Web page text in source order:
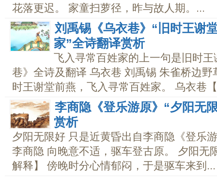
花落更迟。 家童扫萝径，昨与故人期。...
刘禹锡《乌衣巷》“旧时王谢
家”全诗翻译赏析
飞入寻常百姓家的上一句是旧时
巷》全诗及翻译 乌衣巷 刘禹锡 朱雀桥边
时王谢堂前燕，飞入寻常百姓家。 乌衣巷
李商隐《登乐游原》“夕阳无
赏析
夕阳无限好 只是近黄昏出自李商隐《登乐
李商隐 向晚意不适，驱车登古原。 夕阳无
解释】 傍晚时分心情郁闷，于是驱车来到...